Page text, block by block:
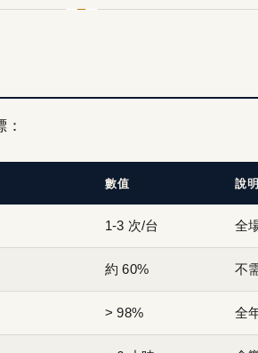
數值 說明
1-3 次/台 全
約 60% 不
> 98% 全